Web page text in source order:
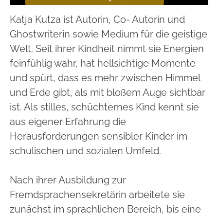
Katja Kutza ist Autorin, Co- Autorin und
Ghostwriterin sowie Medium für die geistige
Welt. Seit ihrer Kindheit nimmt sie Energien
feinfühlig wahr, hat hellsichtige Momente
und spürt, dass es mehr zwischen Himmel
und Erde gibt, als mit bloßem Auge sichtbar
ist. Als stilles, schüchternes Kind kennt sie
aus eigener Erfahrung die
Herausforderungen sensibler Kinder im
schulischen und sozialen Umfeld.
Nach ihrer Ausbildung zur
Fremdsprachensekretärin arbeitete sie
zunächst im sprachlichen Bereich, bis eine